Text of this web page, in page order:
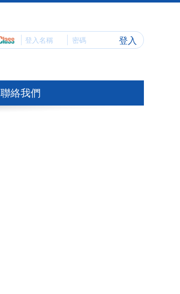
登入
聯絡我們